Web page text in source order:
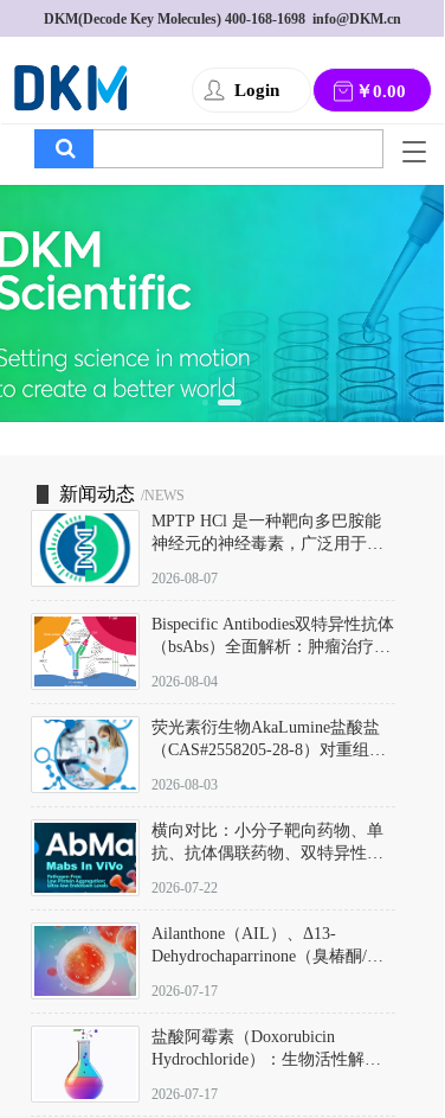
DKM(Decode Key Molecules) 400-168-1698
  info@DKM.cn
Login ￥0.00
T
g
g
l
a
v
i
g
a
新闻动态 /NEWS
MPTP HCl 是一种靶向多巴胺能
神经元的神经毒素，广泛用于构
以盐酸盐形式存在，可触发线粒
体介导的神经元凋亡。其经典应
用即为选择性损毁中脑黑质致密
部多巴胺能神经元，从而可靠模
拟帕金森病的核心病理与行为表
2026-08-07
Bispecific Antibodies双特异性抗体
（bsAbs）全面解析：肿瘤治疗的
2026-08-04
荧光素衍生物AkaLumine盐酸盐
（CAS#2558205-28-8）对重组萤
数（Km）为2.06 μM；其近红外
发光特性赋予优异的组织穿透能
力，大幅增强成像信噪比，从而
实现活体动物模型中极低给药剂
量下的高灵敏度、非侵入式生物
2026-08-03
横向对比：小分子靶向药物、单
抗、抗体偶联药物、双特异性抗
及应用瓶颈
2026-07-22
Ailanthone（AIL）、Δ13-
Dehydrochaparrinone（臭椿酮/臭
DKM货号 D806885
2026-07-17
盐酸阿霉素（Doxorubicin
Hydrochloride）：生物活性解
范
2026-07-17